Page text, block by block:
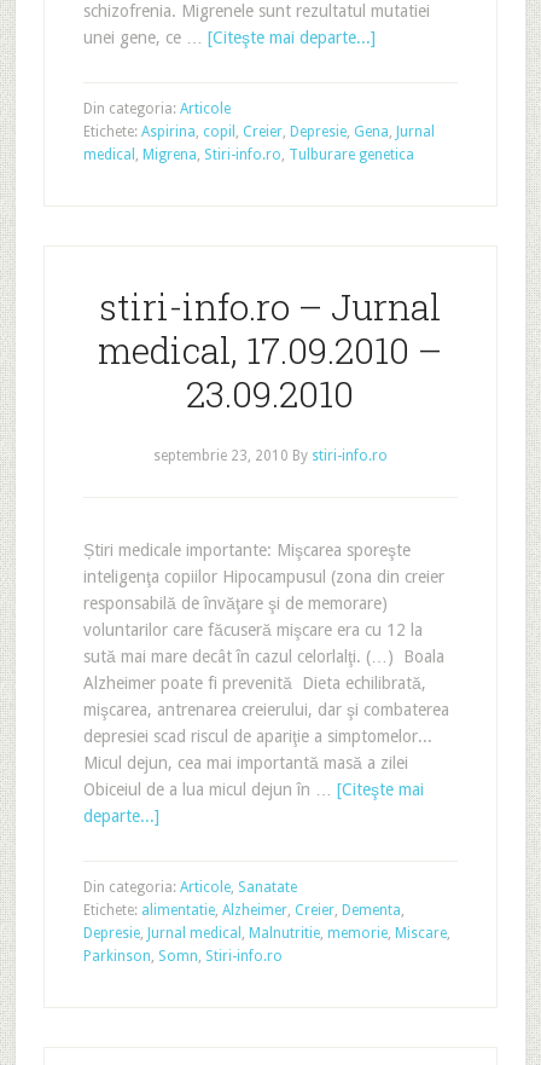
schizofrenia. Migrenele sunt rezultatul mutatiei
unei gene, ce … [Citeşte mai departe...]
Din categoria: Articole
Etichete: Aspirina, copil , Creier, Depresie, Gena, Jurnal
medical , Migrena, Stiri-info.ro, Tulburare genetica
stiri-info.ro – Jurnal
medical, 17.09.2010 –
23.09.2010
septembrie 23, 2010 By stiri-info.ro
Știri medicale importante: Mişcarea sporeşte
inteligenţa copiilor Hipocampusul (zona din creier
responsabilă de învăţare şi de memorare)
voluntarilor care făcuseră mişcare era cu 12 la
sută mai mare decât în cazul celorlalţi. (…) Boala
Alzheimer poate fi prevenită Dieta echilibrată,
mişcarea, antrenarea creierului, dar şi combaterea
depresiei scad riscul de apariţie a simptomelor...
Micul dejun, cea mai importantă masă a zilei
Obiceiul de a lua micul dejun în … [Citeşte mai
departe...]
Din categoria: Articole, Sanatate
Etichete: alimentatie, Alzheimer, Creier, Dementa,
Depresie, Jurnal medical , Malnutritie, memorie, Miscare,
Parkinson, Somn, Stiri-info.ro